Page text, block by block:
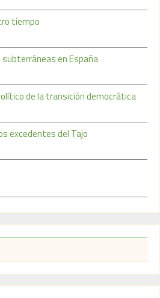
tiempo
en España
de la transición democrática
excedentes del Tajo